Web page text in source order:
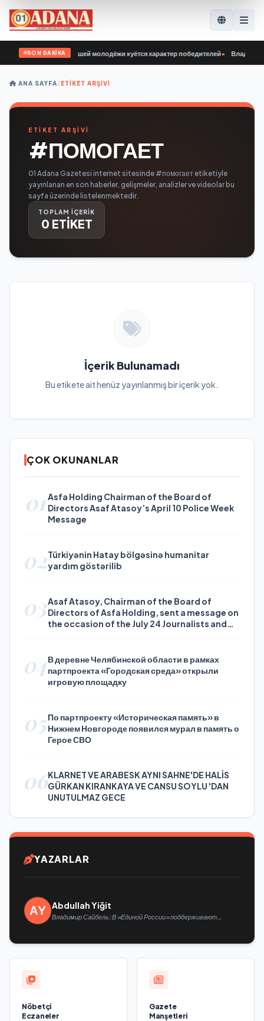
SON DAKİKA
Сегодня у нашей молодёжи куётся характер победителей• Владимир
ANA SAYFA/ETIKET ARŞIVI
ETİKET ARŞİVİ
#ПОМОГАЕТ
01 Adana Gazetesi internet sitesinde #помогает etiketiyle
yayınlanan en son haberler, gelişmeler, analizler ve videolar bu
sayfa üzerinde listelenmektedir.
TOPLAM İÇERİK
0 ETİKET
İçerik Bulunamadı
Bu etikete ait henüz yayınlanmış bir içerik yok.
ÇOK OKUNANLAR
01Asfa Holding Chairman of the Board of
Directors Asaf Atasoy’s April 10 Police Week
Message
02Türkiyənin Hatay bölgəsinə humanitar
yardım göstərilib
03Asaf Atasoy, Chairman of the Board of
Directors of Asfa Holding, sent a message on
the occasion of the July 24 Journalists and
04В деревне Челябинской области в рамках
партпроекта «Городская среда» открыли
игровую площадку
05По партпроекту «Историческая память» в
Нижнем Новгороде появился мурал в память о
Герое СВО
06KLARNET VE ARABESK AYNI SAHNE'DE HALİS
GÜRKAN KIRANKAYA VE CANSU SOYLU 'DAN
UNUTULMAZ GECE
YAZARLAR
Abdullah Yiğit
Владимир Сайбель: В «Единой России» поддерживают
Nöbetçi
Eczaneler
Gazete
Manşetleri